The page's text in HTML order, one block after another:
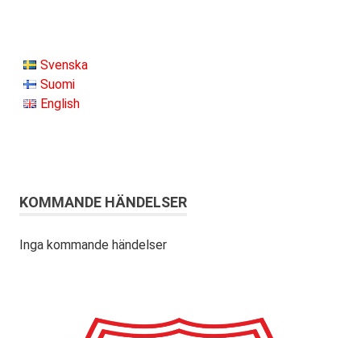
Svenska
Suomi
English
KOMMANDE HÄNDELSER
Inga kommande händelser